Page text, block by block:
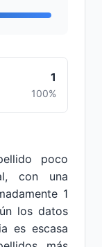
1
100%
poco
con una
1
los datos
es escasa